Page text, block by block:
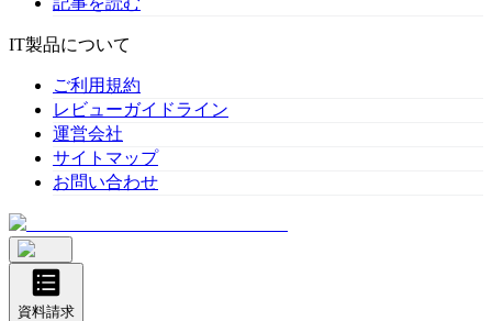
IT製品について
ご利用規約
レビューガイドライン
運営会社
サイトマップ
お問い合わせ
資料請求